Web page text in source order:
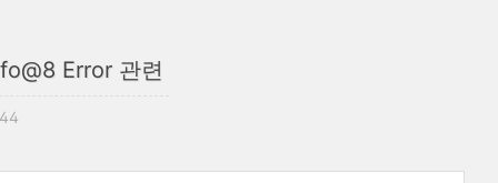
Error 관련